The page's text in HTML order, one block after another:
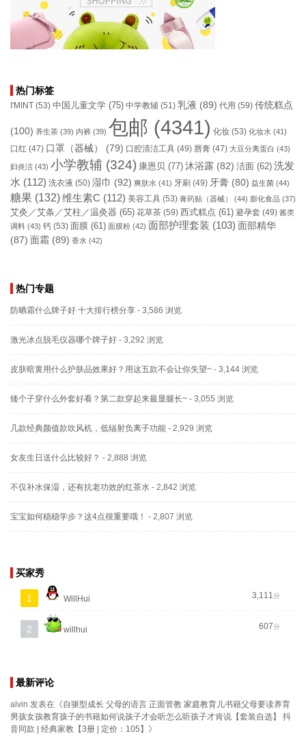
热门标签
I'MINT (53) 中国儿童文学 (75) 中学教辅 (51) 乳液 (89) 代用 (59) 传统糕点
(100) 养生茶 (39) 内裤 (39) 包邮 (4341) 化妆 (53) 化妆水 (41)
口红 (47) 口罩（器械） (79) 口腔清洁工具 (49) 唇膏 (47) 大豆分离蛋白 (43)
妇炎洁 (43) 小学教辅 (324) 康恩贝 (77) 沐浴露 (82) 洁面 (62) 洗发
水 (112) 洗衣液 (50) 湿巾 (92) 爽肤水 (41) 牙刷 (49) 牙膏 (80) 益生菌 (44)
糖果 (132)维生素C (112) 美容工具 (53) 膏药贴（器械） (44) 膨化食品 (37)
艾灸／艾条／艾柱／温灸器 (65) 花草茶 (59) 西式糕点 (61) 避孕套 (49) 酱类
调料 (43) 钙 (53) 面膜 (61) 面膜粉 (42) 面部护理套装 (103) 面部精华
(87) 面霜 (89) 香水 (42)
热门专题
防晒霜什么牌子好 十大排行榜分享 - 3,586 浏览
激光冰点脱毛仪器哪个牌子好 - 3,292 浏览
皮肤暗黄用什么护肤品效果好？用这五款不会让你失望~ - 3,144 浏览
矮个子穿什么外套好看？第二款穿起来最显腿长~ - 3,055 浏览
几款经典颜值款吹风机，低辐射负离子功能 - 2,929 浏览
女友生日送什么比较好？ - 2,888 浏览
不仅补水保湿，还有抗老功效的红茶水 - 2,842 浏览
宝宝如何稳稳学步？这4点很重要哦！ - 2,807 浏览
买家秀
1 WillHui 3,111分
2 willhui 607分
最新评论
alvin 发表在《自驱型成长 父母的语言 正面管教 家庭教育儿书籍父母要读养育
男孩女孩教育孩子的书籍如何说孩子才会听怎么听孩子才肯说【套装自选】 抖
音同款 | 经典家教【3册 | 定价：105】 》